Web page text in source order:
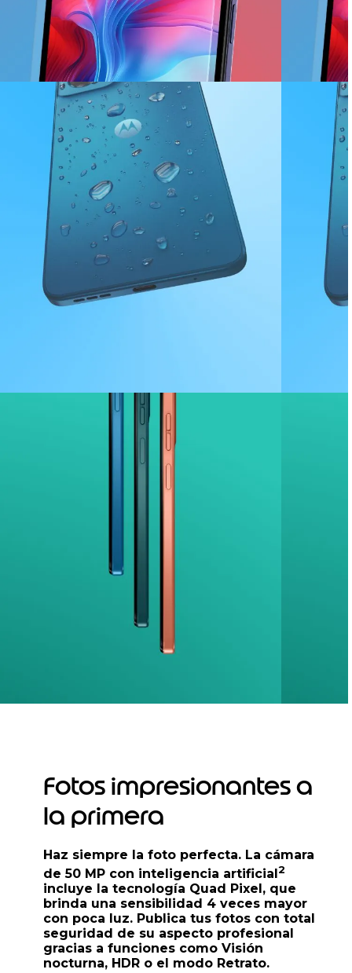
Fotos impresionantes a
la primera
Haz siempre la foto perfecta. La cámara
de 50 MP con inteligencia artificial2
incluye la tecnología Quad Pixel, que
brinda una sensibilidad 4 veces mayor
con poca luz. Publica tus fotos con total
seguridad de su aspecto profesional
gracias a funciones como Visión
nocturna, HDR o el modo Retrato.